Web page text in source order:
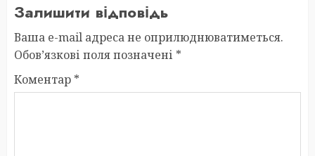
Залишити відповідь
Ваша e-mail адреса не оприлюднюватиметься.
Обов’язкові поля позначені *
Коментар *